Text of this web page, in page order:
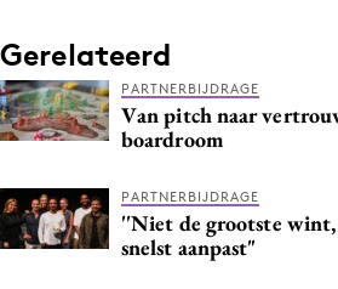
Gerelateerd
PARTNERBIJDRAGE
Van pitch naar
boardroom
PARTNERBIJDRAGE
''Niet de grootste
snelst aanpast"